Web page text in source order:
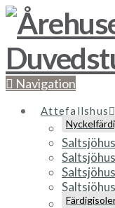
Navigation
Attefallshus